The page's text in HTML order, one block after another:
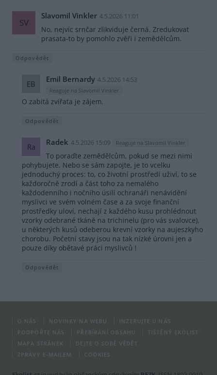
SV
Slavomil Vinkler 4.5.2026 11:01
No, nejvíc srnčar zlikviduje černá. Zredukovat
prasata-to by pomohlo zvěři i zemědělcům.
Odpovědět
EB Emil Bernardy 4.5.2026 14:53
Reaguje na Slavomil Vinkler
O zabitá zvířata je zájem.
Odpovědět
Ra Radek 4.5.2026 15:09 Reaguje na Slavomil Vinkler
To poraďte zemědělcům, pokud se mezi nimi
pohybujete. Nebo se sám zapojte, je to vcelku
jednoduchý proces: to, co životní prostředí uživí, to se
každoročně zrodí a část toho za nemalého
každodenního i nočního úsilí ochranáři nenávidění
myslivci ve svém volném čase a za svoje finanční
prostředky uloví, nechají z každého kusu prohlédnout
vzorky odebrané tkáně na trichinelu (pro vás svalovce),
u některých kusů odeberou krevní vzorky na aujeszkyho
chorobu. Početní stavy jsou na tak nízké úrovni jen a
pouze díky obětavé práci myslivců !
Odpovědět
O NÁS NOVINKY NA WEBU
INZERUJTE U NÁS
PODPOŘTE NÁS
PŘEBÍRÁNÍ OBSAHU
TIŠTĚNÝ EKOLIST
MAPA STRÁNEK
DEJTE O SOBĚ VĚDĚT
ZPRÁVY E-MAILEM
COOKIES